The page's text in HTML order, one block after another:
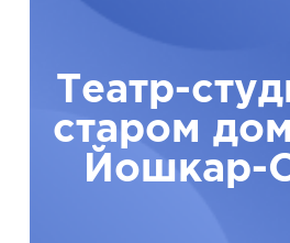
Театр-
старом
Йошкар-